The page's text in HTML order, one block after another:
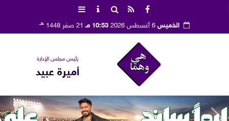
الخميس 10:53 مـ 21 صفر 1448 هـ
رئيس مجلس الإدارة
أميرة عبيد